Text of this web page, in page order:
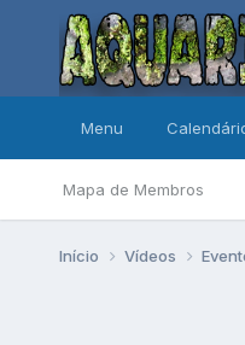
Menu
Mapa de Membros
Início Vídeos